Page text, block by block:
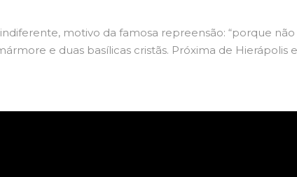
motivo da famosa repreensão: “porque
e duas basílicas cristãs. Próxima de Hierápolis